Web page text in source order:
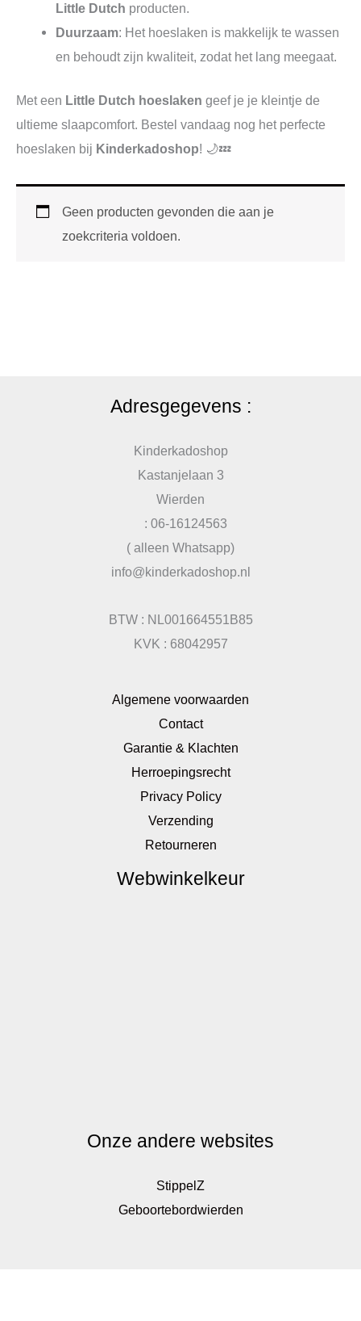
Little Dutch producten.
Duurzaam: Het hoeslaken is makkelijk te wassen
en behoudt zijn kwaliteit, zodat het lang meegaat.
Met een Little Dutch hoeslaken geef je je kleintje de
ultieme slaapcomfort. Bestel vandaag nog het perfecte
hoeslaken bij Kinderkadoshop! 🌙💤
Geen producten gevonden die aan je
zoekcriteria voldoen.
Adresgegevens :
Kinderkadoshop
Kastanjelaan 3
Wierden
: 06-16124563
( alleen Whatsapp)
info@kinderkadoshop.nl
BTW : NL001664551B85
KVK : 68042957
Algemene voorwaarden
Contact
Garantie & Klachten
Herroepingsrecht
Privacy Policy
Verzending
Retourneren
Webwinkelkeur
Onze andere websites
StippelZ
Geboortebordwierden